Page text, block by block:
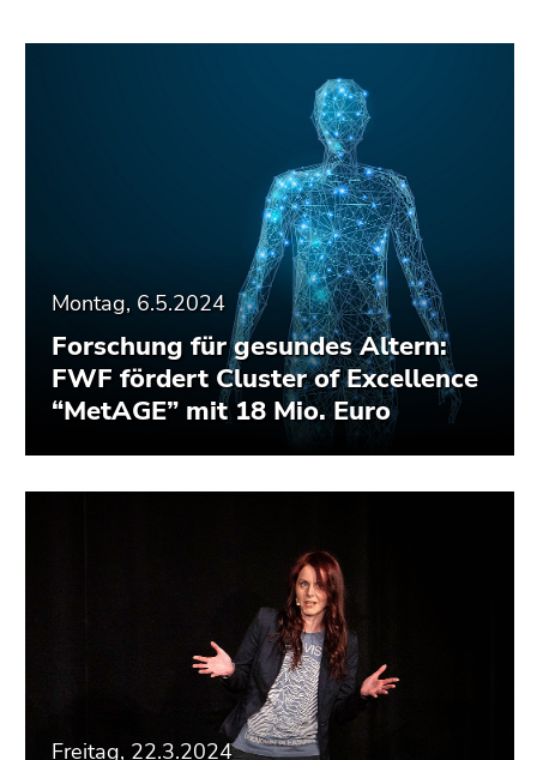
Montag, 6.5.2024
Forschung für gesundes Altern:
FWF fördert Cluster of Excellence
“MetAGE” mit 18 Mio. Euro
Freitag, 22.3.2024